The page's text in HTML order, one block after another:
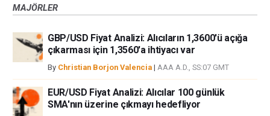
MAJÖRLER
GBP/USD Fiyat Analizi: Alıcıların 1,3600'ü açığa
çıkarması için 1,3560'a ihtiyacı var
By Christian Borjon Valencia | AAA A.D., SS:07 GMT
EUR/USD Fiyat Analizi: Alıcılar 100 günlük
SMA'nın üzerine çıkmayı hedefliyor